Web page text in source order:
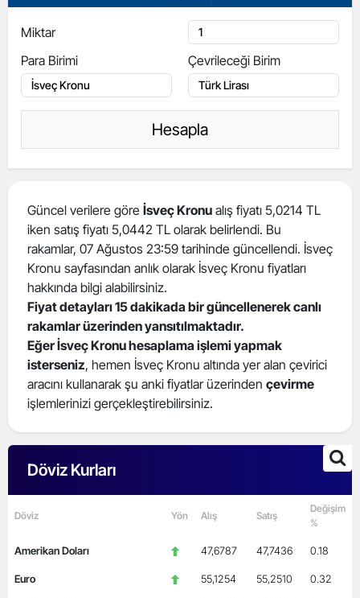
Miktar
Para Birimi
Çevrileceği Birim
Hesapla
Güncel verilere göre İsveç Kronu alış fiyatı 5,0214 TL
iken satış fiyatı 5,0442 TL olarak belirlendi. Bu
rakamlar, 07 Ağustos 23:59 tarihinde güncellendi. İsveç
Kronu sayfasından anlık olarak İsveç Kronu fiyatları
hakkında bilgi alabilirsiniz.
Fiyat detayları 15 dakikada bir güncellenerek canlı
rakamlar üzerinden yansıtılmaktadır.
Eğer İsveç Kronu hesaplama işlemi yapmak
isterseniz, hemen İsveç Kronu altında yer alan çevirici
aracını kullanarak şu anki fiyatlar üzerinden çevirme
işlemlerinizi gerçekleştirebilirsiniz.
Döviz Kurları
Döviz Yön Alış Satış
Değişim
%
Amerikan Doları 47,6787 47,7436 0.18
Euro 55,1254 55,2510 0.32